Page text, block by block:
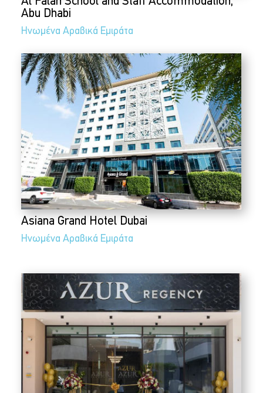
Abu Dhabi
Ηνωμένα Αραβικά Εμιράτα
Asiana Grand Hotel Dubai
Ηνωμένα Αραβικά Εμιράτα